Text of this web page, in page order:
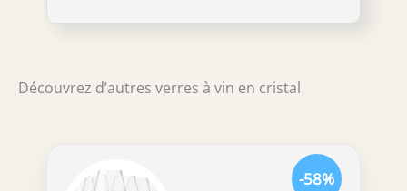
entièrement taillé à la main sublimera votre
vaisselle. Nos verres sont Made in France et
chaque verre est signé de notre marque
Découvrez d’autres verres à vin en cristal
-58%